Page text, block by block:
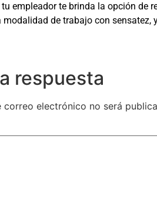
tu empleador te brinda la opción de
de trabajo con
respuesta
correo electrónico no será